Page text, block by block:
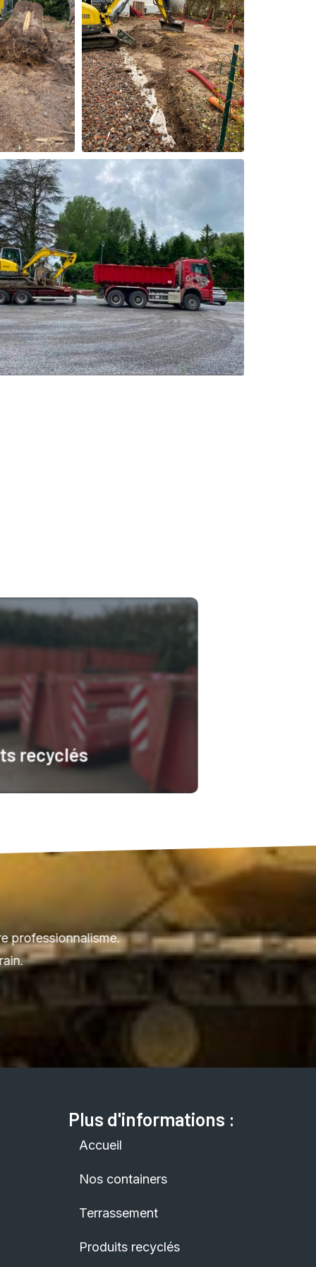
recyclés
plus
professionnalisme.
Plus d'informations :
Accueil
Nos containers
Terrassement
Produits recyclés